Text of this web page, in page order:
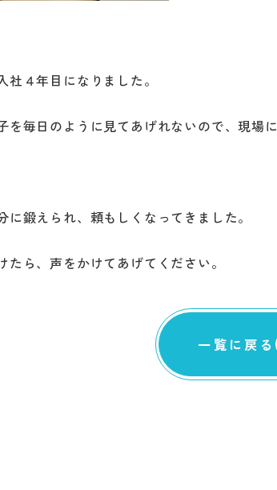
社４年目になりました。
を毎日のように見てあげれないので、現場
に鍛えられ、頼もしくなってきました。
たら、声をかけてあげてください。
一覧に戻る